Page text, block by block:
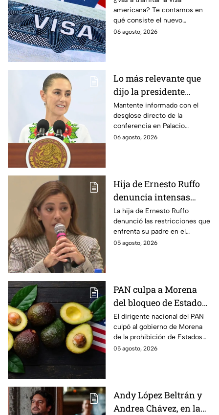
controversia?
americana? Te contamos en
qué consiste el nuevo
programa de fianzas
06 agosto, 2026
Lo más relevante que
dijo la presidente
Claudia Sheinbaum
hoy jueves 6 de agosto
en la mañanera
Mantente informado con el
desglose directo de la
conferencia en Palacio
Nacional este jueves 6 de
06 agosto, 2026
Hija de Ernesto Ruffo
denuncia intensas
restricciones en el
Altiplano; buscan que
salga del penal
La hija de Ernesto Ruffo
denunció las restricciones que
enfrenta su padre en el
Altiplano y anunció que
05 agosto, 2026
PAN culpa a Morena
del bloqueo de Estados
Unidos al aguacate de
Michoacán
El dirigente nacional del PAN
culpó al gobierno de Morena
de la prohibición de Estados
Unidos para exportar aguacate
05 agosto, 2026
Andy López Beltrán y
Andrea Chávez, en la